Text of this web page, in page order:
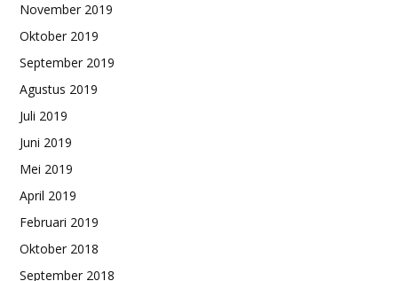
November 2019
Oktober 2019
September 2019
Agustus 2019
Juli 2019
Juni 2019
Mei 2019
April 2019
Februari 2019
Oktober 2018
September 2018